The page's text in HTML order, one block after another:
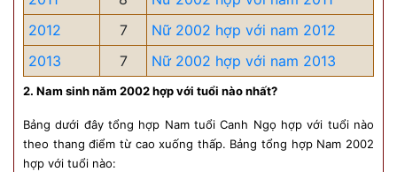
2012
7
Nữ 2002 hợp với nam 2012
2013
7 Nữ 2002 hợp với nam 2013
2. Nam sinh năm 2002 hợp với tuổi nào nhất?
Bảng dưới đây tổng hợp Nam tuổi Canh Ngọ hợp với tuổi nào
theo thang điểm từ cao xuống thấp. Bảng tổng hợp Nam 2002
hợp với tuổi nào: